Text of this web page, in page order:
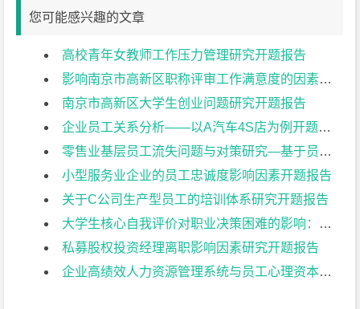
您可能感兴趣的文章
高校青年女教师工作压力管理研究开题报告
影响南京市高新区职称评审工作满意度的因素分析开题报告
南京市高新区大学生创业问题研究开题报告
企业员工关系分析——以A汽车4S店为例开题报告
零售业基层员工流失问题与对策研究—基于员工满意度的视角开题报告
小型服务业企业的员工忠诚度影响因素开题报告
关于C公司生产型员工的培训体系研究开题报告
大学生核心自我评价对职业决策困难的影响：领悟社会支持的中介作用开题报告
私募股权投资经理离职影响因素研究开题报告
企业高绩效人力资源管理系统与员工心理资本的关系研究开题报告